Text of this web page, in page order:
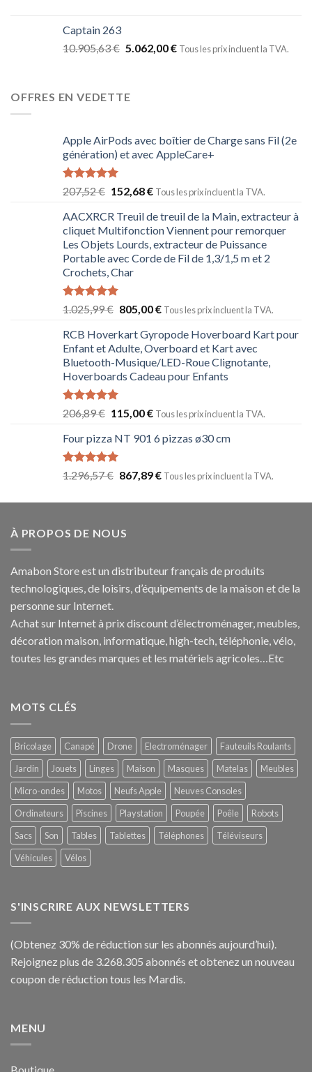
Captain 263
10.905,63€ 5.062,00€ Tous les prix incluent la TVA.
OFFRES EN VEDETTE
Apple AirPods avec boîtier de Charge sans Fil (2e
génération) et avec AppleCare+
Note5.00
sur 5
207,52€ 152,68€ Tous les prix incluent la TVA.
AACXRCR Treuil de treuil de la Main, extracteur à
cliquet Multifonction Viennent pour remorquer
Les Objets Lourds, extracteur de Puissance
Portable avec Corde de Fil de 1,3/1,5 m et 2
Crochets, Char
Note 5.00
1.025,99€ 805,00€ Tous les prix incluent la TVA.
RCB Hoverkart Gyropode Hoverboard Kart pour
Enfant et Adulte, Overboard et Kart avec
Bluetooth-Musique/LED-Roue Clignotante,
Hoverboards Cadeau pour Enfants
Note5.00
sur 5
206,89€ 115,00€ Tous les prix incluent la TVA.
Four pizza NT 901 6 pizzas ø30 cm
Note 5.00
1.296,57€ 867,89€ Tous les prix incluent la TVA.
À PROPOS DE NOUS
Amabon Store est un distributeur français de produits
technologiques, de loisirs, d’équipements de la maison et de la
personne sur Internet.
Achat sur Internet à prix discount d’électroménager, meubles,
décoration maison, informatique, high-tech, téléphonie, vélo,
toutes les grandes marques et les matériels agricoles…Etc
MOTS CLÉS
Bricolage Canapé Drone Electroménager
Fauteuils Roulants
Jardin
Jouets Linges Maison Masques Matelas
Meubles
Micro-ondes
Motos Neufs Apple
Neuves Consoles
Ordinateurs
Piscines Playstation Poupée Poêle
Robots
Sacs
Son Tables Tablettes Téléphones
Téléviseurs
Véhicules
Vélos
S'INSCRIRE AUX NEWSLETTERS
(Obtenez 30% de réduction sur les abonnés aujourd’hui).
Rejoignez plus de 3.268.305 abonnés et obtenez un nouveau
coupon de réduction tous les Mardis.
MENU